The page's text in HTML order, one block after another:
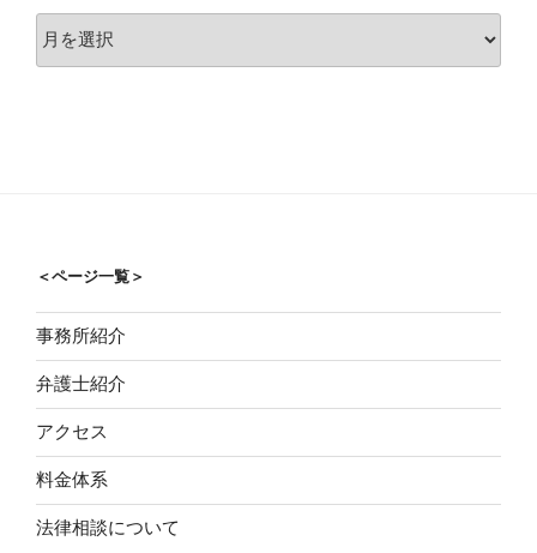
ー
＜ページ一覧＞
事務所紹介
弁護士紹介
アクセス
料金体系
法律相談について